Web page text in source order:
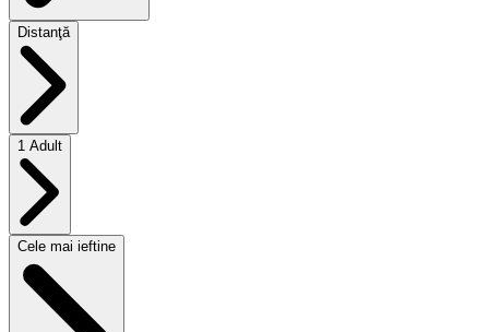
Distanţă
1 Adult
Cele mai ieftine